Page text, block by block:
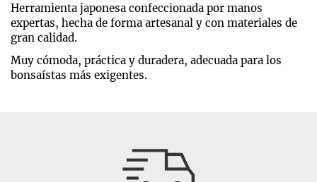
Herramienta japonesa confeccionada por manos
expertas, hecha de forma artesanal y con materiales de
gran calidad.
Muy cómoda, práctica y duradera, adecuada para los
bonsaístas más exigentes.